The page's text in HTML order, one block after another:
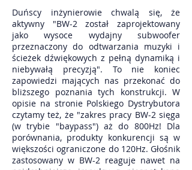
Duńscy inżynierowie chwalą się, że
aktywny "BW-2 został zaprojektowany
jako wysoce wydajny subwoofer
przeznaczony do odtwarzania muzyki i
ścieżek dźwiękowych z pełną dynamiką i
niebywałą precyzją". To nie koniec
zapowiedzi mających nas przekonać do
bliższego poznania tych konstrukcji. W
opisie na stronie Polskiego Dystrybutora
czytamy też, że "zakres pracy BW-2 sięga
(w trybie "baypass") aż do 800Hz! Dla
porównania, produkty konkurencji są w
większości ograniczone do 120Hz. Głośnik
zastosowany w BW-2 reaguje nawet na